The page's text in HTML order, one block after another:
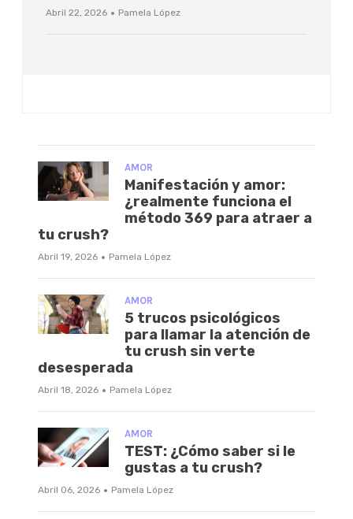
Abril 22, 2026 · Pamela López
AMOR
Manifestación y amor:
¿realmente funciona el
método 369 para atraer a
tu crush?
Abril 19, 2026 · Pamela López
AMOR
5 trucos psicológicos
para llamar la atención de
tu crush sin verte
desesperada
Abril 18, 2026 · Pamela López
AMOR
TEST: ¿Cómo saber si le
gustas a tu crush?
Abril 06, 2026 · Pamela López